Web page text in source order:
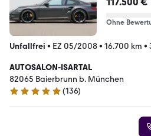
Ohne
Unfallfrei • EZ 05/2008• 16.700 km •
AUTOSALON-ISARTAL
82065 Baierbrunn b. München
4.8 Sterne
(136)